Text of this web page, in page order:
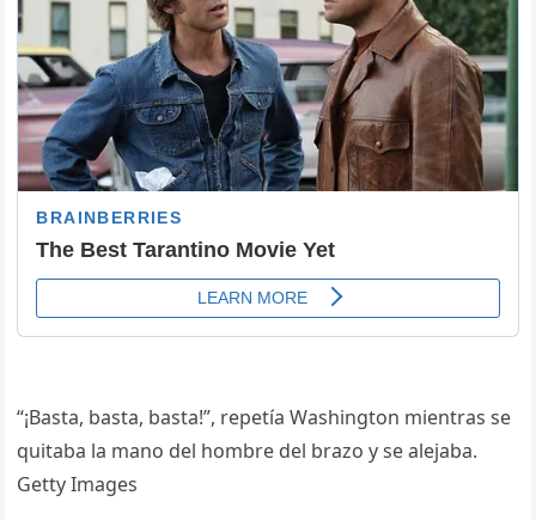
“¡Basta, basta, basta!”, repetía Washington mientras se
quitaba la mano del hombre del brazo y se alejaba.
Getty Images